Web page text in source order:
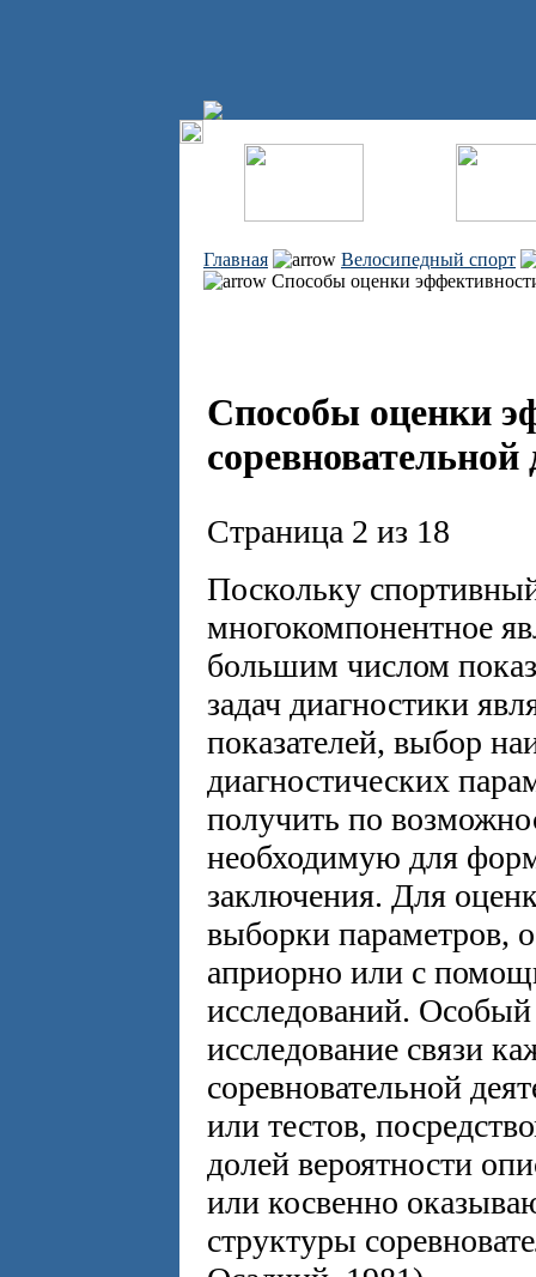
Главная
Велосипедный спорт
Способы оценки
Способы оценки
соревновательной
Страница 2 из 18
Поскольку
многокомпонентное
большим числом
задач диагностики
показателей, выбор
диагностических
получить по
необходимую для
заключения. Для
выборки параметров,
априорно или с
исследований. Особый
исследование связи
соревновательной
или тестов,
долей вероятности
или косвенно
структуры